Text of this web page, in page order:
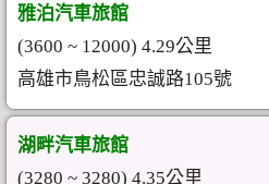
雅泊汽車旅館
(3600 ~ 12000) 4.29公里
高雄市鳥松區忠誠路105號
湖畔汽車旅館
(3280 ~ 3280) 4.35公里